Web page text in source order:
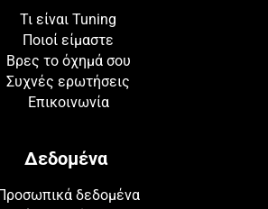
Τι είναι Tuning
Ποιοί είμαστε
Βρες το όχημά σου
Συχνές ερωτήσεις
Επικοινωνία
Δεδομένα
Προσωπικά δεδομένα